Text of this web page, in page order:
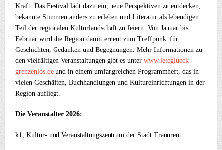
Kraft. Das Festival lädt dazu ein, neue Perspektiven zu entdecken,
bekannte Stimmen anders zu erleben und Literatur als lebendigen
Teil der regionalen Kulturlandschaft zu feiern. Von Januar bis
Februar wird die Region damit erneut zum Treffpunkt für
Geschichten, Gedanken und Begegnungen. Mehr Informationen zu
den vielfältigen Veranstaltungen gibt es unterwww.leseglueck-
grenzenlos.de und in einem umfangreichen Programmheft, das in
vielen Geschäften, Buchhandlungen und Kultureinrichtungen in der
Region aufliegt.
Die Veranstalter 2026:
k1, Kultur- und Veranstaltungszentrum der Stadt Traunreut